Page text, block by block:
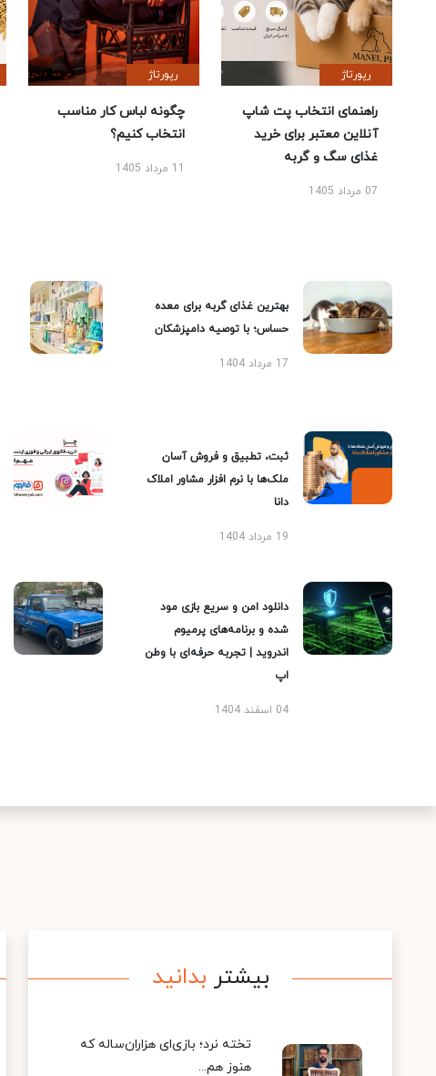
رپورتاژ
راهنمای انتخاب پت شاپ
آنلاین معتبر برای خرید
غذای سگ و گربه
07 مرداد 1405
رپورتاژ
چگونه لباس کار مناسب
انتخاب کنیم؟
11 مرداد 1405
بهترین غذای گربه برای معده
حساس؛ با توصیه دامپزشکان
17 مرداد 1404
ثبت، تطبیق و فروش آسان
ملک‌ها با نرم افزار مشاور املاک
دانا
19 مرداد 1404
دانلود امن و سریع بازی مود
شده و برنامه‌های پرمیوم
اندروید | تجربه حرفه‌ای با وطن
اپ
04 اسفند 1404
بیشتر بدانید
تخته نرد؛ بازی‌ای هزاران‌ساله که
هنوز هم...